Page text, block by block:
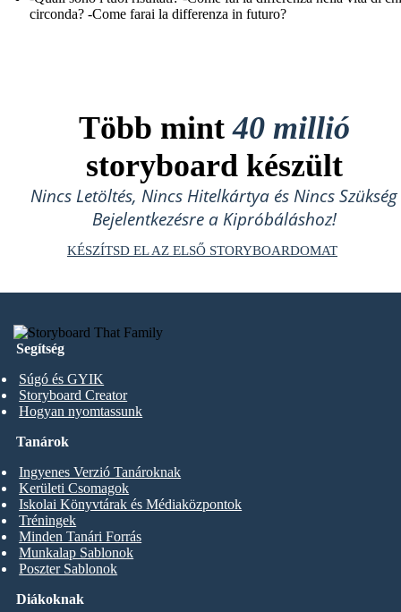
circonda? -Come farai la differenza in futuro?
Több mint40 millió
storyboard készült
Nincs Letöltés, Nincs Hitelkártya és Nincs Szükség
Bejelentkezésre a Kipróbáláshoz!
KÉSZÍTSD EL AZ ELSŐ STORYBOARDOMAT
Segítség
Súgó és GYIK
Storyboard Creator
Hogyan nyomtassunk
Diákoknak
Tanárok
Ingyenes Verzió Tanároknak
Kerületi Csomagok
Iskolai Könyvtárak és Médiaközpontok
Tréningek
Minden Tanári Forrás
Munkalap Sablonok
Poszter Sablonok